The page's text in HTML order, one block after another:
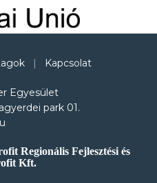
| Kapcsolat
Egyesület
park 01.
Regionális Fejlesztési és
Kft.